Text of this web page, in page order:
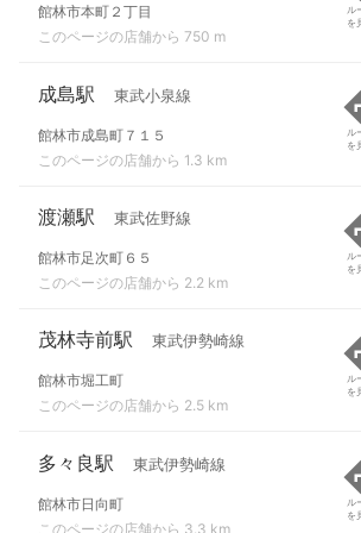
館林市本町２丁目
このページの店舗から 750 m
ル
を
成島駅 東武小泉線
館林市成島町７１５
このページの店舗から 1.3 km
ル
を
渡瀬駅 東武佐野線
館林市足次町６５
このページの店舗から 2.2 km
ル
を
茂林寺前駅 東武伊勢崎線
館林市堀工町
このページの店舗から 2.5 km
ル
を
多々良駅 東武伊勢崎線
館林市日向町
このページの店舗から 3.3 km
ル
を